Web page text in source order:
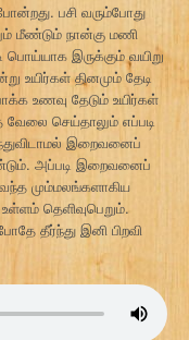
பசி வரும்போது
மீண்டும் நான்கு மணி
பொய்யாக இருக்கும் வயிறு
உயிர்கள் தினமும் தேடி
உணவு தேடும் உயிர்கள்
செய்தாலும் எப்படி
இறைவனைப்
அப்படி இறைவனைப்
வந்த மும்மலங்களாகிய
தெளிவுபெறும்.
தீர்ந்து இனி பிறவி